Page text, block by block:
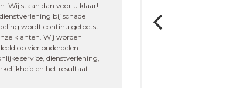
Wij staan dan voor u klaar!
bij schade
wordt continu getoetst
klanten. Wij worden
op vier onderdelen:
service, dienstverlening,
en het resultaat.